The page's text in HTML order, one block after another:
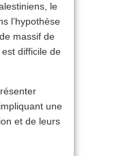
le
l’hypothèse
massif de
difficile de
une
et de leurs